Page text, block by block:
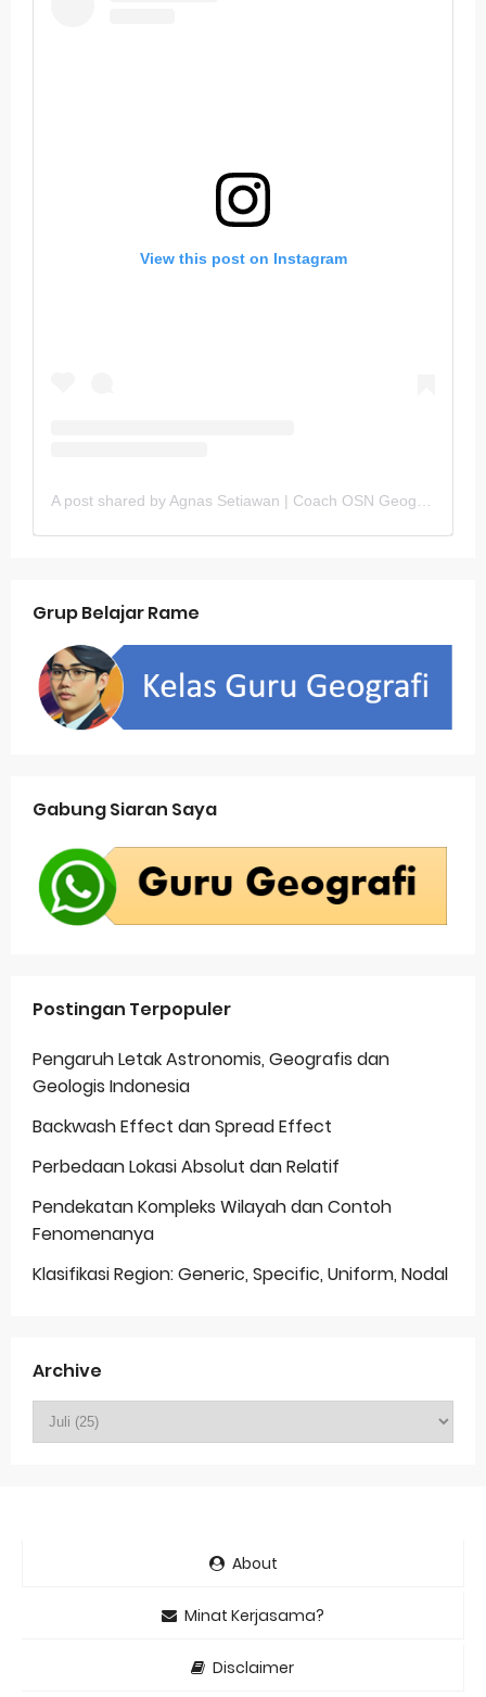
View this post on Instagram
A post shared by Agnas Setiawan | Coach OSN Geografi (@gurugeografi)
Grup Belajar Rame
Gabung Siaran Saya
Postingan Terpopuler
Pengaruh Letak Astronomis, Geografis dan
Geologis Indonesia
Backwash Effect dan Spread Effect
Perbedaan Lokasi Absolut dan Relatif
Pendekatan Kompleks Wilayah dan Contoh
Fenomenanya
Klasifikasi Region: Generic, Specific, Uniform, Nodal
Archive
About
Minat Kerjasama?
Disclaimer